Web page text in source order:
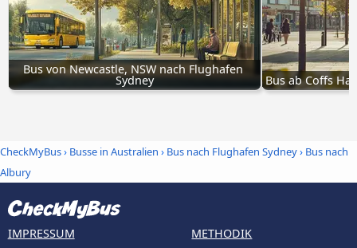
Bus von Newcastle, NSW nach Flughafen
Sydney Bus ab Coffs
CheckMyBus› Busse in Australien › Bus nach Flughafen Sydney› Bus nach
Albury
IMPRESSUM METHODIK